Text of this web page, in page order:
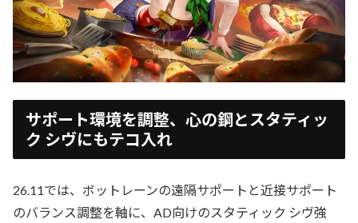
サポート環境を調整、心の鋼とスタティッ
ク シヴにもテコ入れ
26.11では、ボットレーンの遠隔サポートと近接サポート
のバランス調整を軸に、AD向けのスタティック シヴ強